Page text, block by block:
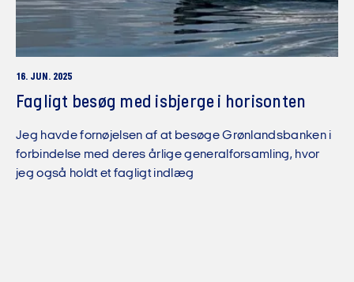
16. JUN. 2025
Fagligt besøg med isbjerge i horisonten
Jeg havde fornøjelsen af at besøge Grønlandsbanken i
forbindelse med deres årlige generalforsamling, hvor
jeg også holdt et fagligt indlæg